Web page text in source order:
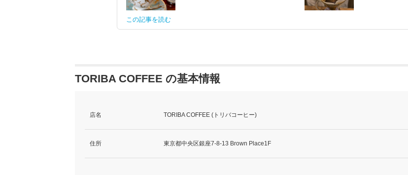
この記事を読む
TORIBA COFFEE の基本情報
店名 TORIBA COFFEE (トリバコーヒー)
住所 東京都中央区銀座7-8-13 Brown Place1F